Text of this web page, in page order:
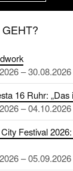
– 30.08.2026
16 Ruhr: „Das
– 04.10.2026
Festival
– 05.09.2026